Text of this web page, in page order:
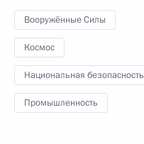
Вооружённые Силы
Космос
Национальная безопасность
Промышленность